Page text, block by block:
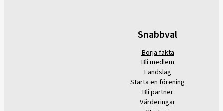
Snabbval
Börja fäkta
Bli medlem
Landslag
Starta en förening
Bli partner
Värderingar